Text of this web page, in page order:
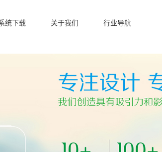
统下载 关于我们
行业导航